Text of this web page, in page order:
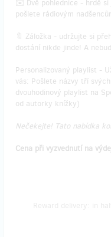
✉️ Dvě pohlednice - hrdě
pošlete rádiovým
🔖 Záložka - udržujte si
dostání nikde jinde! A
Personalizovaný playlist -
vás: Pošlete názvy tří
dvouhodinový playlist na
od autorky knížky)
Nečekejte! Tato nabídka
Cena při vyzvednutí na